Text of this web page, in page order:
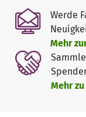
die
Gebäude steht
Sanierung kann
Stiftungen
Stiftungen nicht
Werde
Mehr
Mehr